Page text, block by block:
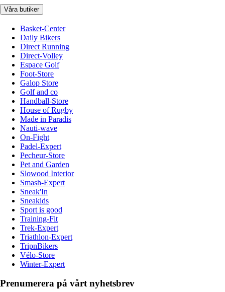
Våra butiker
Basket-Center
Daily Bikers
Direct Running
Direct-Volley
Espace Golf
Foot-Store
Galop Store
Golf and co
Handball-Store
House of Rugby
Made in Paradis
Nauti-wave
On-Fight
Padel-Expert
Pecheur-Store
Pet and Garden
Slowood Interior
Smash-Expert
Sneak'In
Sneakids
Sport is good
Training-Fit
Trek-Expert
Triathlon-Expert
TripnBikers
Vélo-Store
Winter-Expert
Prenumerera på vårt nyhetsbrev